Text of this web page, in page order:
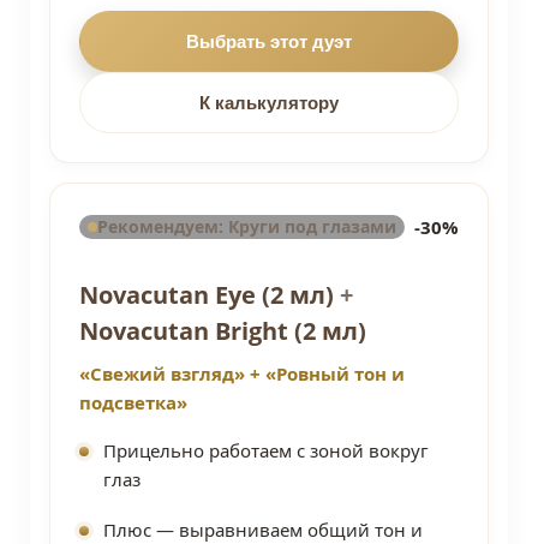
Выбрать этот дуэт
К калькулятору
Рекомендуем: Круги под глазами -30%
Novacutan Eye (2 мл) +
Novacutan Bright (2 мл)
«Свежий взгляд» + «Ровный тон и
подсветка»
Прицельно работаем с зоной вокруг
глаз
Плюс — выравниваем общий тон и